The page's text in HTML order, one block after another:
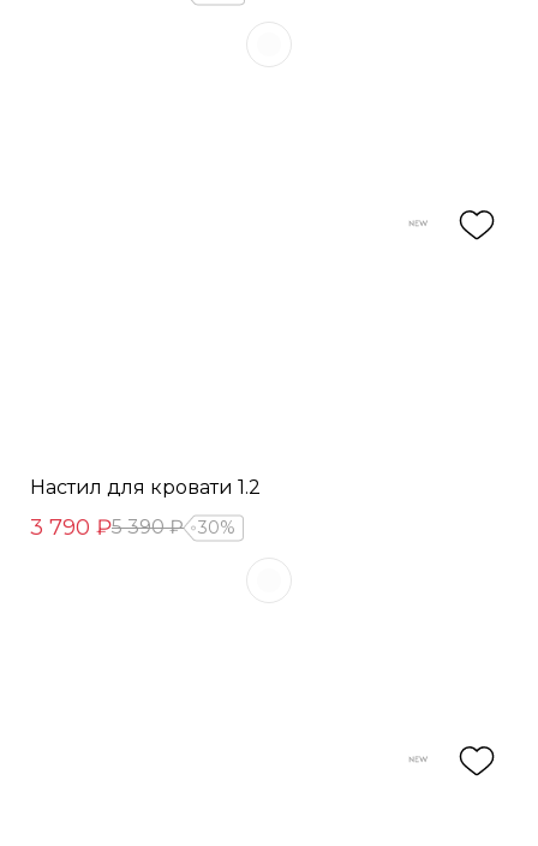
Настил для кровати 1.2
3 790 ₽5 390 ₽ 30%